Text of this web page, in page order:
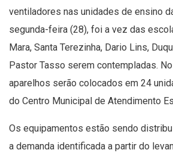
ventiladores nas unidades de ensino
segunda-feira (28), foi a vez das
Mara, Santa Terezinha, Dario Lins,
Pastor Tasso serem contempladas.
aparelhos serão colocados em 24
do Centro Municipal de Atendimento
Os equipamentos estão sendo
a demanda identificada a partir do